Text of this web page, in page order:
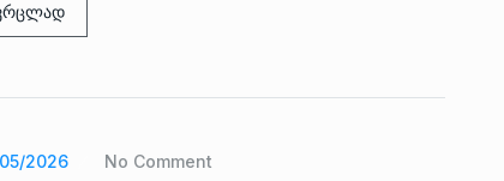
2026 No Comment